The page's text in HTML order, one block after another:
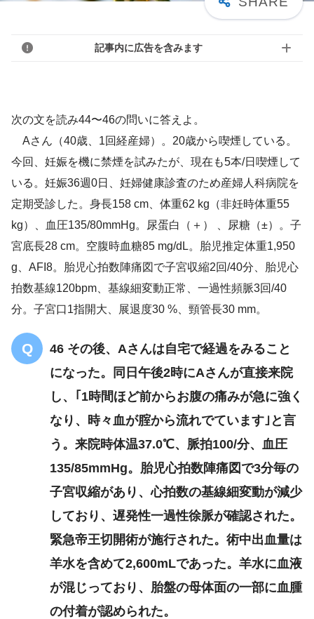
記事内に広告を含みます
次の文を読み44〜46の問いに答えよ。
Aさん（40歳、1回経産婦）。20歳から喫煙している。
今回、妊娠を機に禁煙を試みたが、現在も5本/日喫煙して
いる。妊娠36週0日、妊婦健康診査のため産婦人科病院を
定期受診した。身長158 cm、体重62 kg（非妊時体重55
kg）、血圧135/80mmHg。尿蛋白（＋） 、尿糖（±）。子
宮底長28 cm。空腹時血糖85 mg/dL。胎児推定体重1,950
g、AFI8。胎児心拍数陣痛図で子宮収縮2回/40分、胎児心
拍数基線120bpm、基線細変動正常、一過性頻脈3回/40
分。子宮口1指開大、展退度30 %、頸管長30 mm。
46 その後、Aさんは自宅で経過をみること
になった。同日午後2時にAさんが直接来院
し、｢1時間ほど前からお腹の痛みが急に強く
なり、時々血が腟から流れでています｣と言
う。来院時体温37.0℃、脈拍100/分、血圧
135/85mmHg。胎児心拍数陣痛図で3分毎の
子宮収縮があり、心拍数の基線細変動が減少
しており、遅発性一過性徐脈が確認された。
緊急帝王切開術が施行された。術中出血量は
羊水を含めて2,600mLであった。羊水に血液
が混じっており、胎盤の母体面の一部に血腫
の付着が認められた。